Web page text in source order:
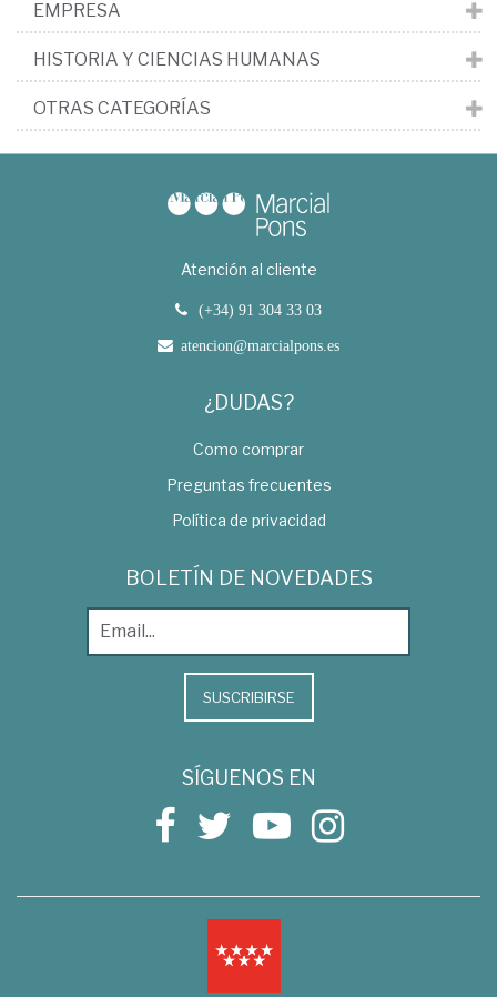
EMPRESA
HISTORIA Y CIENCIAS HUMANAS
OTRAS CATEGORÍAS
Atención al cliente
(+34) 91 304 33 03
atencion@marcialpons.es
¿DUDAS?
Como comprar
Preguntas frecuentes
Política de privacidad
BOLETÍN DE NOVEDADES
SUSCRIBIRSE
SÍGUENOS EN